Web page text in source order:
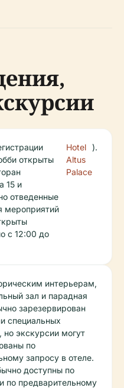
открыты
15 и
отведенные
мероприятий
с 12:00 до
Hotel
Altus
Palace
).
интерьерам,
зал и парадная
зарезервирован
специальных
но экскурсии могут
по
запросу в отеле.
доступны по
по предварительному